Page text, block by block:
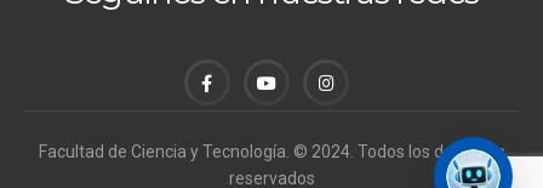
Facultad de Ciencia y Tecnología. © 2024. Todos los derechos
reservados